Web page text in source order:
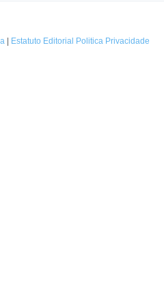
| Estatuto Editorial Politica Privacidade